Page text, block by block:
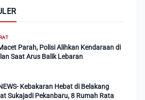
Parah, Polisi Alihkan Kendaraan di
Saat Arus Balik Lebaran
Kebakaran Hebat di Belakang
Sukajadi Pekanbaru, 8 Rumah Rata